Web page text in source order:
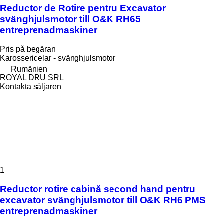
Reductor de Rotire pentru Excavator
svänghjulsmotor till O&K RH65
entreprenadmaskiner
Pris på begäran
Karosseridelar - svänghjulsmotor
Rumänien
ROYAL DRU SRL
Kontakta säljaren
1
Reductor rotire cabină second hand pentru
excavator svänghjulsmotor till O&K RH6 PMS
entreprenadmaskiner